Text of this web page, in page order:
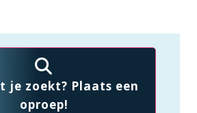
je zoekt? Plaats een
oproep!